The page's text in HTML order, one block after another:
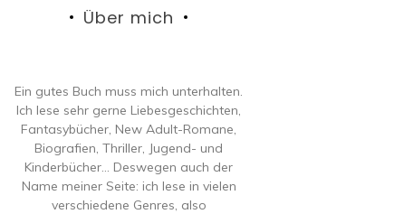
Über mich
Ein gutes Buch muss mich unterhalten.
Ich lese sehr gerne Liebesgeschichten,
Fantasybücher, New Adult-Romane,
Biografien, Thriller, Jugend- und
Kinderbücher… Deswegen auch der
Name meiner Seite: ich lese in vielen
verschiedene Genres, also